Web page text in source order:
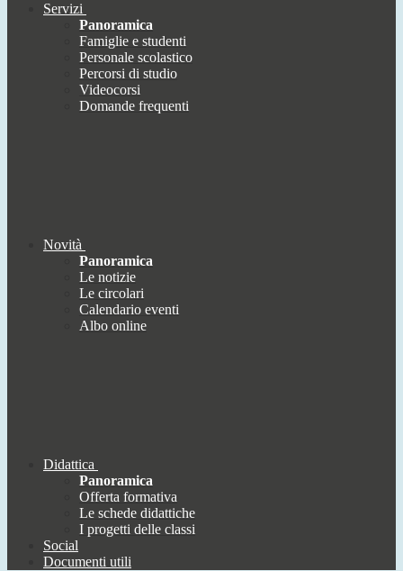
Servizi
Panoramica
Famiglie e studenti
Personale scolastico
Percorsi di studio
Videocorsi
Domande frequenti
Novità
Panoramica
Le notizie
Le circolari
Calendario eventi
Albo online
Didattica
Panoramica
Offerta formativa
Le schede didattiche
I progetti delle classi
Social
Documenti utili